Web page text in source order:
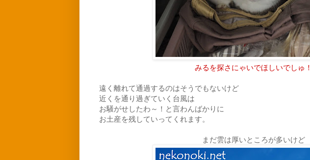
みるを探さにゃいでほしいでしゅ！
遠く離れて通過するのはそうでもないけど
近くを通り過ぎていく台風は
お騒がせしたわ～！と言わんばかりに
お土産を残していってくれます。
まだ雲は厚いところが多いけど